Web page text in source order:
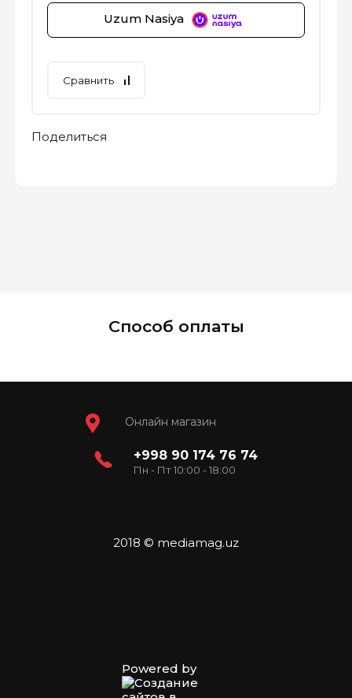
Uzum Nasiya
Сравнить
Поделиться
Способ оплаты
Онлайн магазин
+998 90 174 76 74
Пн - Пт 10:00 - 18:00
2018 © mediamag.uz
Powered by